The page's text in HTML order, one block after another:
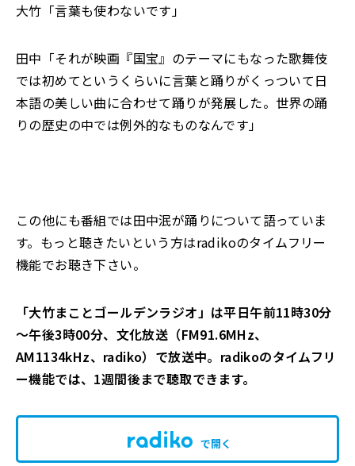
大竹「言葉も使わないです」
田中「それが映画『国宝』のテーマにもなった歌舞伎
では初めてというくらいに言葉と踊りがくっついて日
本語の美しい曲に合わせて踊りが発展した。世界の踊
りの歴史の中では例外的なものなんです」
この他にも番組では田中泯が踊りについて語っていま
す。もっと聴きたいという方はradikoのタイムフリー
機能でお聴き下さい。
「大竹まことゴールデンラジオ」は平日午前11時30分
～午後3時00分、文化放送（FM91.6MHz、
AM1134kHz、radiko）で放送中。radikoのタイムフリ
ー機能では、1週間後まで聴取できます。
で開く